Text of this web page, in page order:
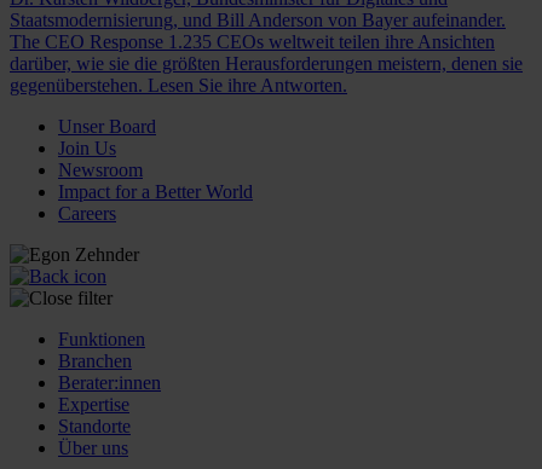
Staatsmodernisierung, und Bill Anderson von Bayer aufeinander.
The CEO Response 1.235 CEOs weltweit teilen ihre Ansichten
darüber, wie sie die größten Herausforderungen meistern, denen sie
gegenüberstehen. Lesen Sie ihre Antworten.
Unser Board
Join Us
Newsroom
Impact for a Better World
Careers
Funktionen
Branchen
Berater:innen
Expertise
Standorte
Über uns